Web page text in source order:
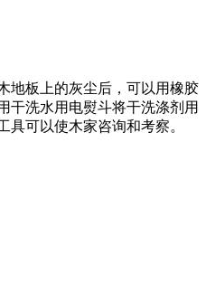
地板上的灰尘后，可以用橡胶
干洗水用电熨斗将干洗涤剂用
可以使木家咨询和考察。